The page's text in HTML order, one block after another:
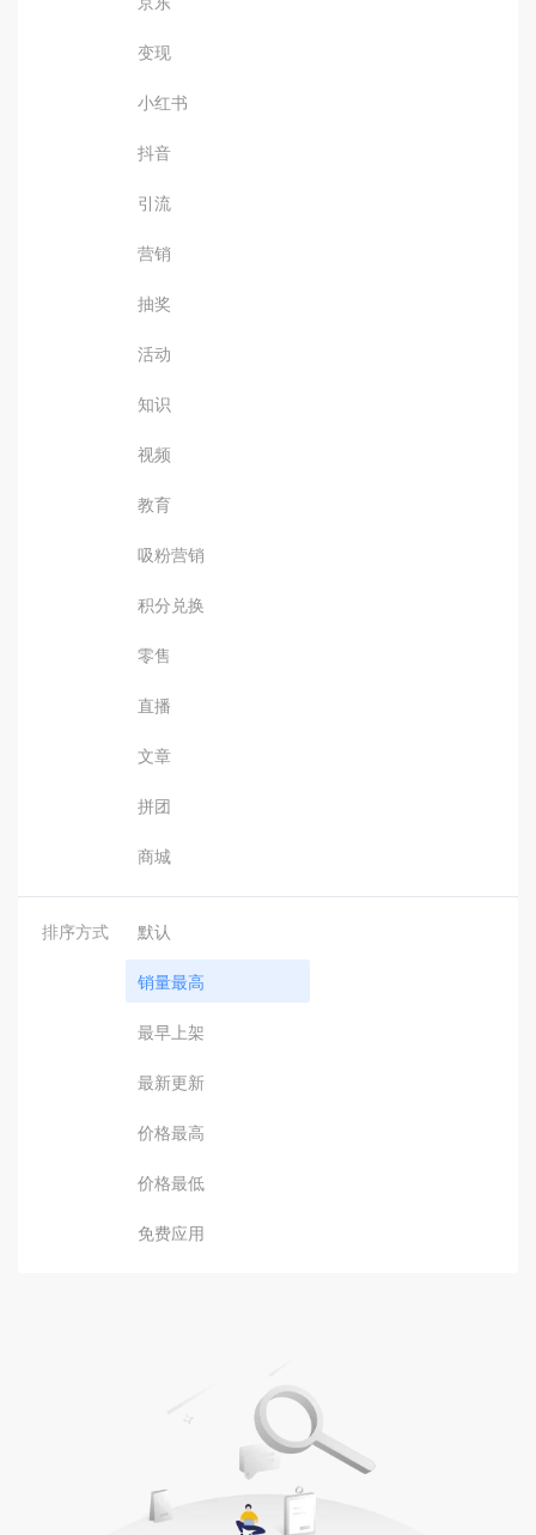
变现
小红书
抖音
引流
营销
抽奖
活动
知识
视频
教育
吸粉营销
积分兑换
零售
直播
文章
拼团
商城
排序方式 默认
销量最高
最早上架
最新更新
价格最高
价格最低
免费应用